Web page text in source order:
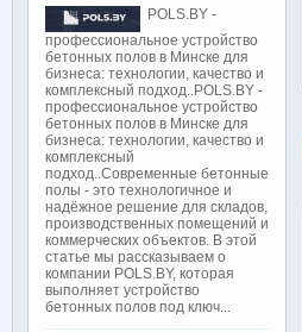
POLS.BY -
профессиональное устройство
бетонных полов в Минске для
бизнеса: технологии, качество и
комплексный подход..POLS.BY -
профессиональное устройство
бетонных полов в Минске для
бизнеса: технологии, качество и
комплексный
подход..Современные бетонные
полы - это технологичное и
надёжное решение для складов,
производственных помещений и
коммерческих объектов. В этой
статье мы рассказываем о
компании POLS.BY, которая
выполняет устройство
бетонных полов под ключ...